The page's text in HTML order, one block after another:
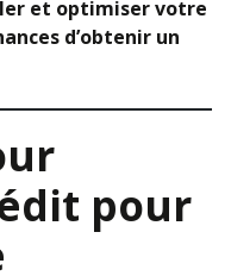
et optimiser votre
d’obtenir un
pour